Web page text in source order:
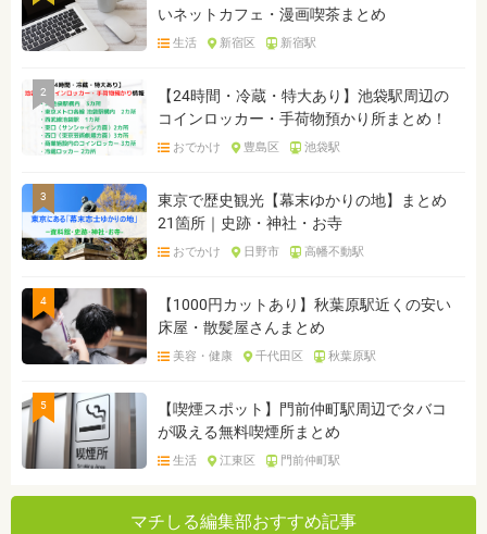
いネットカフェ・漫画喫茶まとめ
生活 新宿区 新宿駅
2
【24時間・冷蔵・特大あり】池袋駅周辺の
コインロッカー・手荷物預かり所まとめ！
おでかけ 豊島区 池袋駅
3
東京で歴史観光【幕末ゆかりの地】まとめ
21箇所｜史跡・神社・お寺
おでかけ 日野市 高幡不動駅
4
【1000円カットあり】秋葉原駅近くの安い
床屋・散髪屋さんまとめ
美容・健康 千代田区 秋葉原駅
5
【喫煙スポット】門前仲町駅周辺でタバコ
が吸える無料喫煙所まとめ
生活 江東区 門前仲町駅
マチしる編集部おすすめ記事